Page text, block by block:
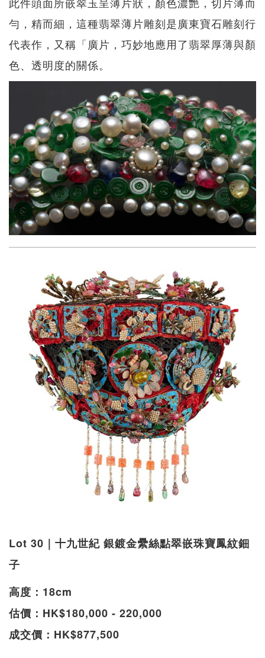
勻，精而細，這種翡翠薄片雕刻是廣東寶石雕刻行
代表作，又稱「廣片，巧妙地應用了翡翠厚薄與顏
色、透明度的關係。
Lot 30｜十九世紀 銀鍍金纍絲點翠嵌珠寶鳳紋鈿
子
高度：18cm
估價：HK$180,000 - 220,000
成交價：HK$877,500